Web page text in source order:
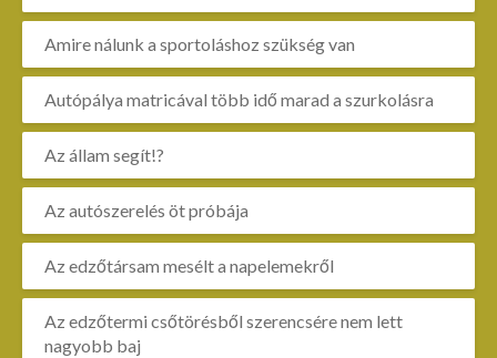
Amire nálunk a sportoláshoz szükség van
Autópálya matricával több idő marad a szurkolásra
Az állam segít!?
Az autószerelés öt próbája
Az edzőtársam mesélt a napelemekről
Az edzőtermi csőtörésből szerencsére nem lett
nagyobb baj